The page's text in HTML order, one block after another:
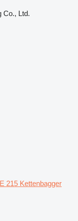
Co., Ltd.
215 Kettenbagger